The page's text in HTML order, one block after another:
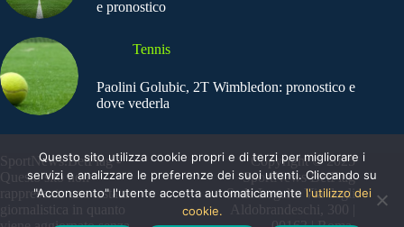
e pronostico
Tennis
Paolini Golubic, 2T Wimbledon: pronostico e
dove vederla
SportNews.BetFlag -
Questo sito non
rappresenta una testata
giornalistica in quanto
Copyright © 2025
SportNews BetFlag
Sede Legale: Via degli
Aldobrandeschi, 300 |
Questo sito utilizza cookie propri e di terzi per migliorare i
servizi e analizzare le preferenze dei suoi utenti. Cliccando su
"Acconsento" l'utente accetta automaticamente l'utilizzo dei
cookie.